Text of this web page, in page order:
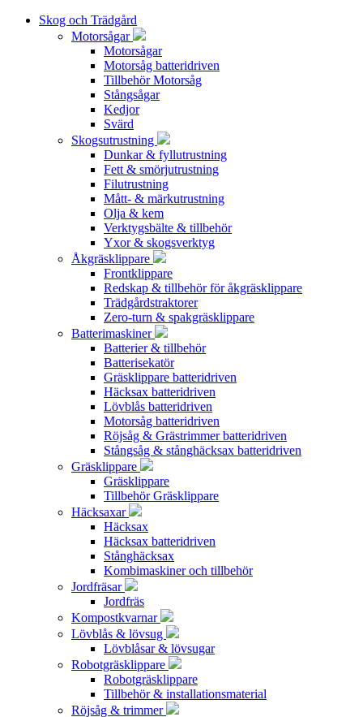
Skog och Trädgård
Motorsågar
Motorsågar
Motorsåg batteridriven
Tillbehör Motorsåg
Stångsågar
Kedjor
Svärd
Skogsutrustning
Dunkar & fyllutrustning
Fett & smörjutrustning
Filutrustning
Mått- & märkutrustning
Olja & kem
Verktygsbälte & tillbehör
Yxor & skogsverktyg
Åkgräsklippare
Frontklippare
Redskap & tillbehör för åkgräsklippare
Trädgårdstraktorer
Zero-turn & spakgräsklippare
Batterimaskiner
Batterier & tillbehör
Batterisekatör
Gräsklippare batteridriven
Häcksax batteridriven
Lövblås batteridriven
Motorsåg batteridriven
Röjsåg & Grästrimmer batteridriven
Stångsåg & stånghäcksax batteridriven
Gräsklippare
Gräsklippare
Tillbehör Gräsklippare
Häcksaxar
Häcksax
Häcksax batteridriven
Stånghäcksax
Kombimaskiner och tillbehör
Jordfräsar
Jordfräs
Kompostkvarnar
Lövblås & lövsug
Lövblåsar & lövsugar
Robotgräsklippare
Robotgräsklippare
Tillbehör & installationsmaterial
Röjsåg & trimmer